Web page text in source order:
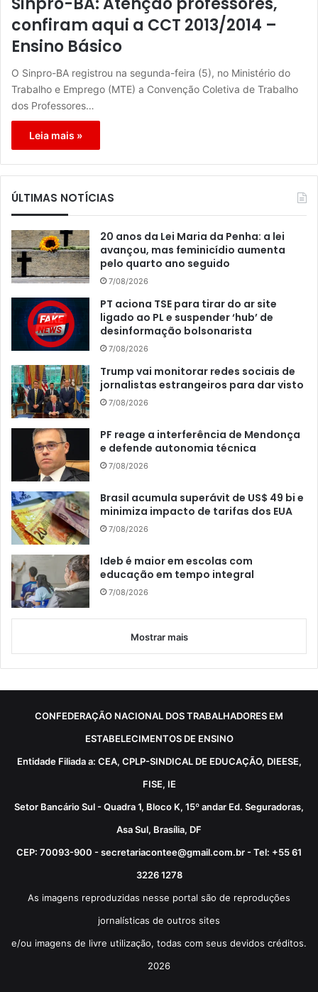
confiram aqui a CCT 2013/2014 –
Ensino Básico
O Sinpro-BA registrou na segunda-feira (5), no Ministério do
Trabalho e Emprego (MTE) a Convenção Coletiva de Trabalho
dos Professores…
Leia mais »
ÚLTIMAS NOTÍCIAS
20 anos da Lei Maria da Penha: a lei
avançou, mas feminicídio aumenta
pelo quarto ano seguido
7/08/2026
PT aciona TSE para tirar do ar site
ligado ao PL e suspender ‘hub’ de
desinformação bolsonarista
7/08/2026
Trump vai monitorar redes sociais de
jornalistas estrangeiros para dar visto
7/08/2026
PF reage a interferência de Mendonça
e defende autonomia técnica
7/08/2026
Brasil acumula superávit de US$ 49 bi e
minimiza impacto de tarifas dos EUA
7/08/2026
Ideb é maior em escolas com
educação em tempo integral
7/08/2026
Mostrar mais
CONFEDERAÇÃO NACIONAL DOS TRABALHADORES EM
ESTABELECIMENTOS DE ENSINO
Entidade Filiada a: CEA, CPLP-SINDICAL DE EDUCAÇÃO, DIEESE,
FISE, IE
Setor Bancário Sul - Quadra 1, Bloco K, 15º andar Ed. Seguradoras,
Asa Sul, Brasília, DF
CEP: 70093-900 - secretariacontee@gmail.com.br - Tel: +55 61
3226 1278
As imagens reproduzidas nesse portal são de reproduções
jornalísticas de outros sites
e/ou imagens de livre utilização, todas com seus devidos créditos.
2026